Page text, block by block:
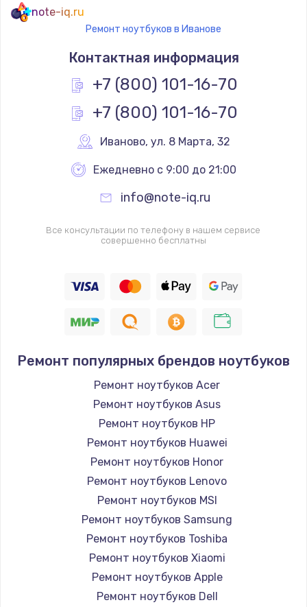
note-iq.ru
Ремонт ноутбуков в Иванове
Контактная информация
+7 (800) 101-16-70
+7 (800) 101-16-70
Иваново, ул. 8 Марта, 32
Ежедневно с 9:00 до 21:00
info@note-iq.ru
Все консультации по телефону в нашем сервисе
совершенно бесплатны
Ремонт популярных брендов ноутбуков
Ремонт ноутбуков Acer
Ремонт ноутбуков Asus
Ремонт ноутбуков HP
Ремонт ноутбуков Huawei
Ремонт ноутбуков Honor
Ремонт ноутбуков Lenovo
Ремонт ноутбуков MSI
Ремонт ноутбуков Samsung
Ремонт ноутбуков Toshiba
Ремонт ноутбуков Xiaomi
Ремонт ноутбуков Apple
Ремонт ноутбуков Dell